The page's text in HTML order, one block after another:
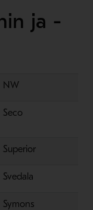
ja -
NW
Seco
Superior
Svedala
Symons